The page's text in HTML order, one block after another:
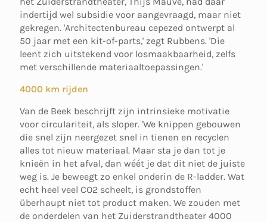
indertijd wel subsidie voor aangevraagd, maar niet
gekregen. 'Architectenbureau cepezed ontwerpt al
50 jaar met een kit-of-parts,' zegt Rubbens. 'Die
leent zich uitstekend voor losmaakbaarheid, zelfs
met verschillende materiaaltoepassingen.'
4000 km rijden
Van de Beek beschrijft zijn intrinsieke motivatie
voor circulariteit, als sloper. 'We knippen gebouwen
die snel zijn neergezet snel in tienen en recyclen
alles tot nieuw materiaal. Maar sta je dan tot je
knieën in het afval, dan wéét je dat dit niet de juiste
weg is. Je beweegt zo enkel onderin de R-ladder. Wat
echt heel veel CO2 scheelt, is grondstoffen
überhaupt niet tot product maken. We zouden met
de onderdelen van het Zuiderstrandtheater 4000